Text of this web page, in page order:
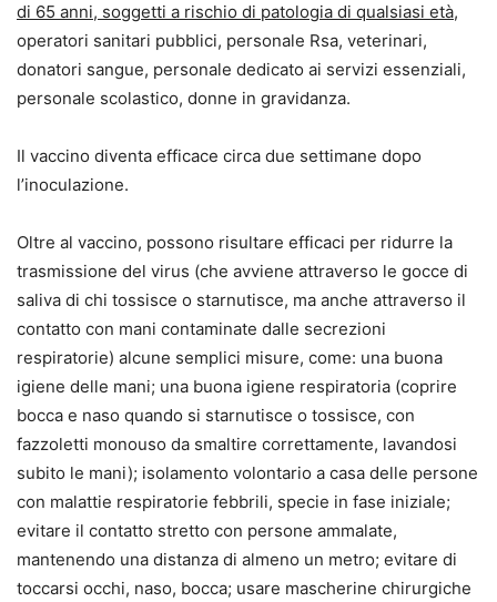
di 65 anni, soggetti a rischio di patologia di qualsiasi età,
operatori sanitari pubblici, personale Rsa, veterinari,
donatori sangue, personale dedicato ai servizi essenziali,
personale scolastico, donne in gravidanza.
Il vaccino diventa efficace circa due settimane dopo
l’inoculazione.
Oltre al vaccino, possono risultare efficaci per ridurre la
trasmissione del virus (che avviene attraverso le gocce di
saliva di chi tossisce o starnutisce, ma anche attraverso il
contatto con mani contaminate dalle secrezioni
respiratorie) alcune semplici misure, come: una buona
igiene delle mani; una buona igiene respiratoria (coprire
bocca e naso quando si starnutisce o tossisce, con
fazzoletti monouso da smaltire correttamente, lavandosi
subito le mani); isolamento volontario a casa delle persone
con malattie respiratorie febbrili, specie in fase iniziale;
evitare il contatto stretto con persone ammalate,
mantenendo una distanza di almeno un metro; evitare di
toccarsi occhi, naso, bocca; usare mascherine chirurgiche